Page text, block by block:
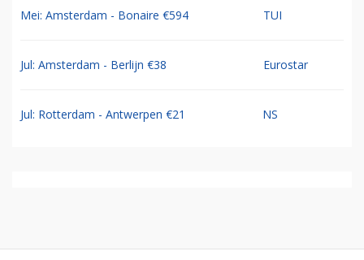
Mei: Amsterdam - Bonaire €594 TUI
Jul: Amsterdam - Berlijn €38 Eurostar
Jul: Rotterdam - Antwerpen €21 NS